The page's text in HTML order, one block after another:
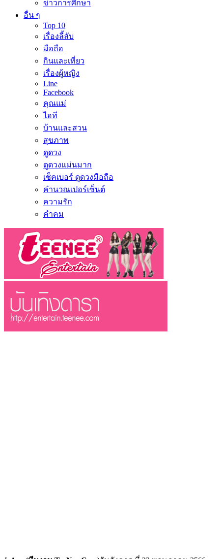
ข่าวการศึกษา
อื่น ๆ
Top 10
เรื่องลี้ลับ
มือถือ
กินและเที่ยว
เรื่องผู้หญิง
Line
Facebook
คุณแม่
ไอที
บ้านและสวน
สุขภาพ
ดูดวง
ดูดวงแม่นมาก
เช็คเบอร์ ดูดวงมือถือ
คำนวณเปอร์เซ็นต์
ความรัก
คำคม